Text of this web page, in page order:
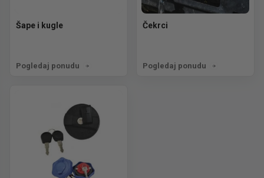
Šape i kugle
Pogledaj ponudu
Čekrci
Pogledaj ponudu